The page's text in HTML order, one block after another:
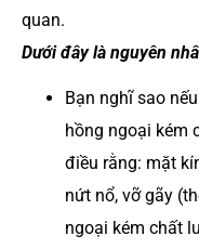
quan.
Dưới đây là nguyên
Bạn nghĩ sao
hồng ngoại kém
điều rằng: mặt
nứt nổ, vỡ gãy
ngoại kém chất